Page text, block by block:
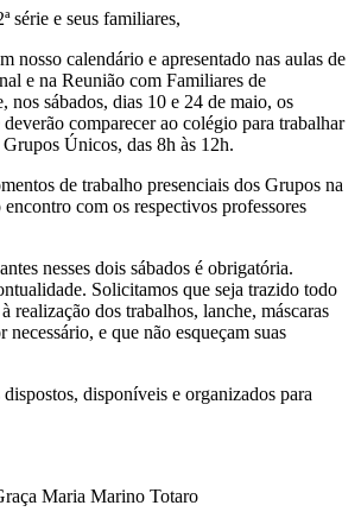
série e seus familiares,
nosso calendário e apresentado nas aulas de
e na Reunião com Familiares de
nos sábados, dias 10 e 24 de maio, os
deverão comparecer ao colégio para trabalhar
Únicos, das 8h às 12h.
de trabalho presenciais dos Grupos na
com os respectivos professores
nesses dois sábados é obrigatória.
Solicitamos que seja trazido todo
realização dos trabalhos, lanche, máscaras
necessário, e que não esqueçam suas
disponíveis e organizados para
Maria Marino Totaro